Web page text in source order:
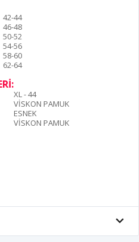
42-44
46-48
50-52
54-56
58-60
62-64
XL - 44
VİSKON PAMUK
ESNEK
VİSKON PAMUK